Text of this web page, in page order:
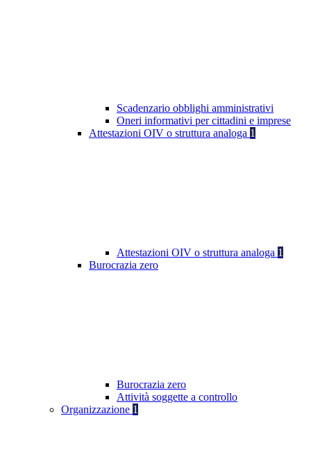
Scadenzario obblighi amministrativi
Oneri informativi per cittadini e imprese
Attestazioni OIV o struttura analoga 1
Attestazioni OIV o struttura analoga 1
Burocrazia zero
Burocrazia zero
Attività soggette a controllo
Organizzazione 1